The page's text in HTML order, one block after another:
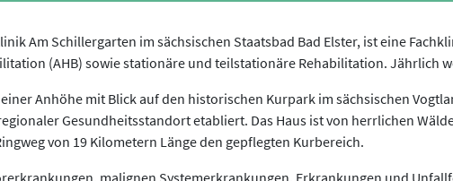
Am Schillergarten im sächsischen Staatsbad Bad Elster, ist eine
(AHB) sowie stationäre und teilstationäre Rehabilitation. Jährlich
Anhöhe mit Blick auf den historischen Kurpark im sächsischen
Gesundheitsstandort etabliert. Das Haus ist von herrlichen
von 19 Kilometern Länge den gepflegten Kurbereich.
malignen Systemerkrankungen, Erkrankungen und